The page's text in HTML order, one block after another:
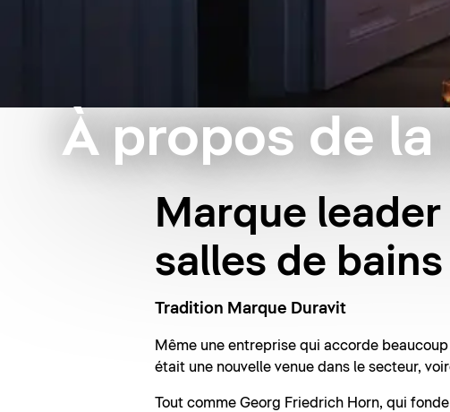
À propos de la
Marque
salles de
Tradition Marque Duravit
Même une entreprise qui accorde
était une nouvelle venue dans le secteur,
Tout comme Georg Friedrich Horn, qui